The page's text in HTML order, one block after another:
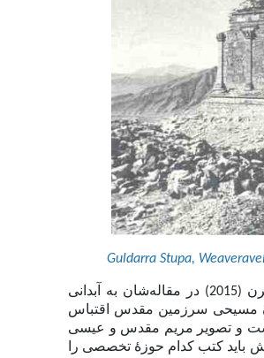
Guldarra Stupa,
(2015) در مقاله‌شان به آبدانی
مسیحی سرزمین مقدس اقتباس
و تصویر مریم مقدس و عیسی
باید کتب کدام حوزهٔ تخصصی را